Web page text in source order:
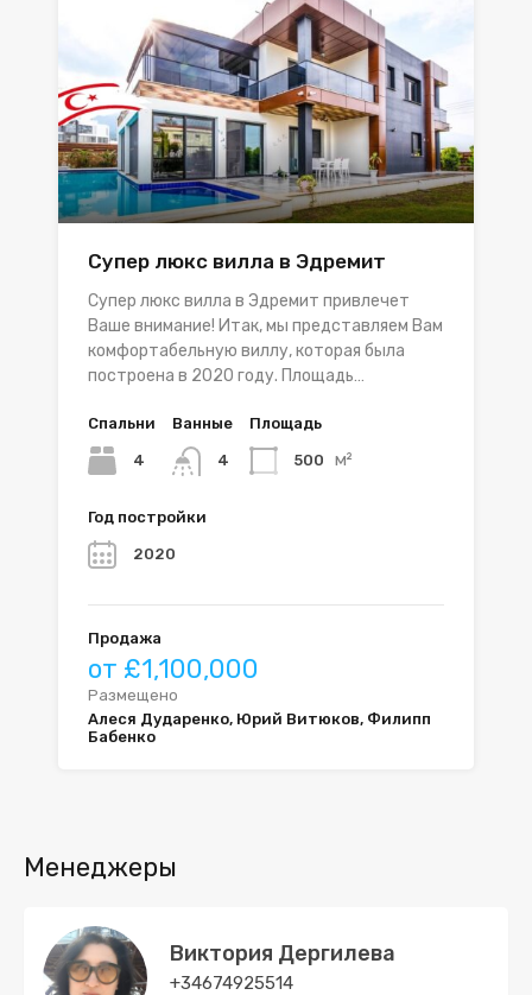
Супер люкс вилла в Эдремит
Супер люкс вилла в Эдремит привлечет
Ваше внимание! Итак, мы представляем Вам
комфортабельную виллу, которая была
построена в 2020 году. Площадь…
Спальни
4
Ванные
4
Площадь
500 м²
Год постройки
2020
Продажа
от £1,100,000
Размещено
Алеся Дударенко, Юрий Витюков, Филипп
Бабенко
Менеджеры
Виктория Дергилева
+34674925514